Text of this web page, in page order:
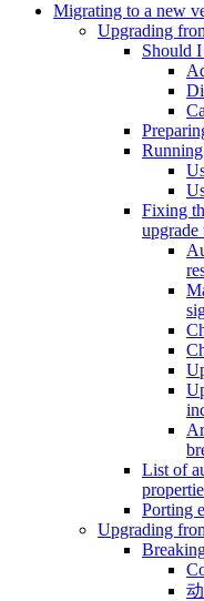
Migrating to a new
Upgrading
Should
Fixing
upgrade
List of
Porting
Upgrading